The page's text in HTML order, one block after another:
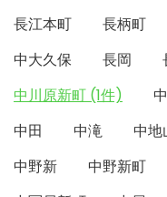
長江本町
長柄町
中大久保
長岡
中川原新町 (1件)
中田
中滝 中地
中野新
中野新町